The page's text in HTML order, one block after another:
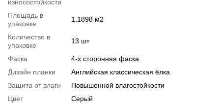
износостойкости
Площадь в
упаковке
1.1898 м2
Количество в
упаковке
13 шт
Фаска
4-х сторонняя фаска
Дизайн планки
Английская классическая ёлка
Защита от влаги
Повышенной влагостойкости
Цвет
Серый